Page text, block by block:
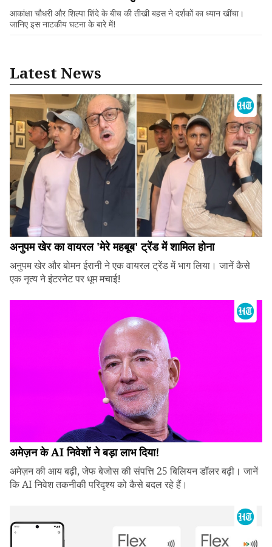
आकांक्षा चौधरी और शिल्पा शिंदे के बीच की तीखी बहस ने दर्शकों का ध्यान खींचा।
जानिए इस नाटकीय घटना के बारे में!
Latest News
अनुपम खेर का वायरल 'मेरे महबूब' ट्रेंड में शामिल होना
अनुपम खेर और बोमन ईरानी ने एक वायरल ट्रेंड में भाग लिया। जानें कैसे
एक नृत्य ने इंटरनेट पर धूम मचाई!
अमेज़न के AI निवेशों ने बड़ा लाभ दिया!
अमेज़न की आय बढ़ी, जेफ बेजोस की संपत्ति 25 बिलियन डॉलर बढ़ी। जानें
कि AI निवेश तकनीकी परिदृश्य को कैसे बदल रहे हैं।